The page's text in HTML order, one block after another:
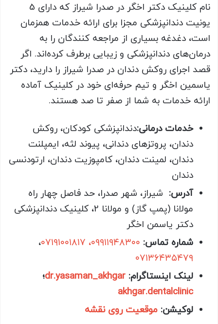
نام کلینیک دکتر اخگر در صدرا شیراز که دارای 5
یونیت دندانپزشکی مجزا برای ارائه خدمات همزمان
است، دغدغه بسیاری از مراجعه کنندگان را به
درمان‌های دندانپزشکی و زیبایی برطرف کرده‌اند. اگر
قصد اجرای روکش دندان در صدرا شیراز را دارید، دکتر
یاسمین اخگر و تیم حرفه‌ای خود در کلینیک آماده
ارائه خدمات به شما از صفر تا صد هستند.
خدمات درمانی:دندانپزشکی کودکان، روکش
دندان، پروتزهای دندانی، پیوند لثه، ایمپلنت
دندان، لمینت دندان، کامپوزیت دندان، ارتودنسی
دندان
آدرس: شیراز، شهر صدرا، حد فاصل چهار راه
مولانا (پمپ گاز) و مولانا 2، کلینیک دندانپزشکی
دکتر یاسمن اخگر
شماره تماس: ۰۹۹۱۱۹۴۸۳۰۰، ۰۷۱۹۱۰۰۱۸۱۷
،
۰۷۱۳۶۴۳۵۴۷۹
لینک اینستاگرام: dr.yasaman_akhgar؛
akhgar.dentalclinic
لوکیشن: موقعیت روی نقشه